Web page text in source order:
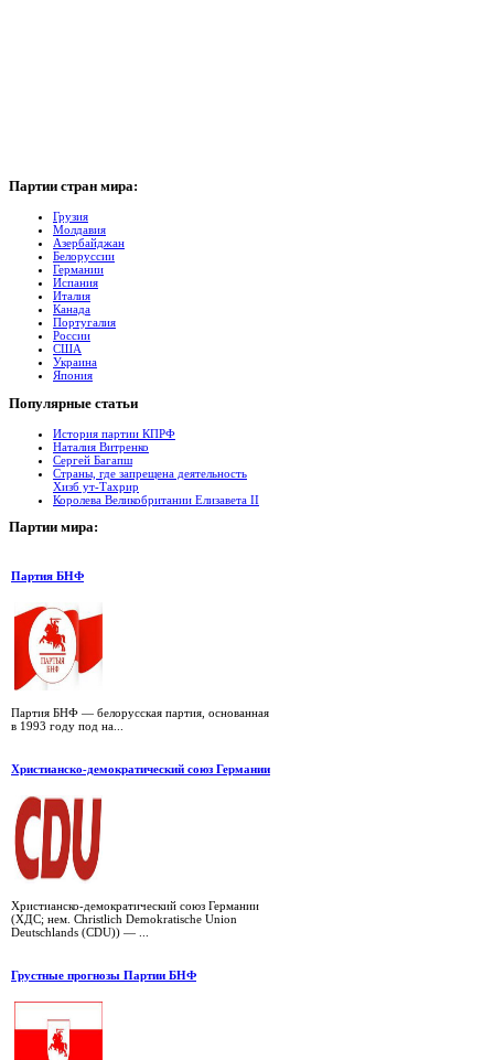
Партии стран мира:
Грузия
Молдавия
Азербайджан
Белоруссии
Германии
Испания
Италия
Канада
Португалия
России
США
Украина
Япония
Популярные cтатьи
История партии КПРФ
Наталия Витренко
Сергей Багапш
Страны, где запрещена деятельность
Хизб ут-Тахрир
Королева Великобритании Елизавета II
Партии мира:
Партия БНФ
Партия БНФ — белорусская партия, основанная
в 1993 году под на...
Христианско-демократический союз Германии
Христианско-демократический союз Германии
(ХДС; нем. Christlich Demokratische Union
Deutschlands (CDU)) — ...
Грустные прогнозы Партии БНФ